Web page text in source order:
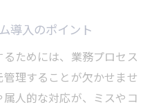
導入のポイント
ためには、業務プロセス
理することが欠かせませ
人的な対応が、ミスやコ